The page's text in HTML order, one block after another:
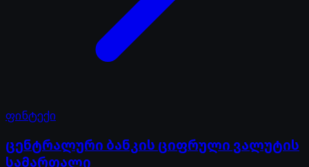
ფინტექი
ცენტრალური ბანკის ციფრული ვალუტის
სამართალი